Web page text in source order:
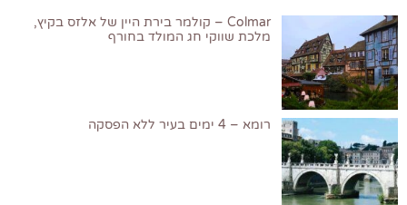
Colmar – קולמר בירת היין של אלזס בקיץ,
מלכת שווקי חג המולד בחורף
רומא – 4 ימים בעיר ללא הפסקה